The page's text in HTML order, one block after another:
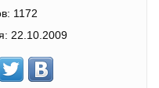
1172
22.10.2009